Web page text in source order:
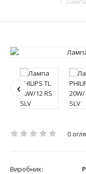
0
Виробник: